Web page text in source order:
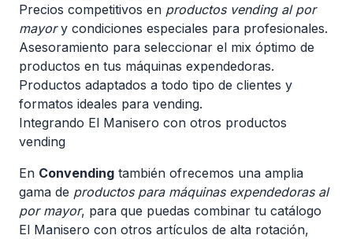
Precios competitivos en productos vending al por
mayory condiciones especiales para profesionales.
Asesoramiento para seleccionar el mix óptimo de
productos en tus máquinas expendedoras.
Productos adaptados a todo tipo de clientes y
formatos ideales para vending.
Integrando El Manisero con otros productos
vending
En Convending también ofrecemos una amplia
gama de productos para máquinas expendedoras al
por mayor, para que puedas combinar tu catálogo
El Manisero con otros artículos de alta rotación,